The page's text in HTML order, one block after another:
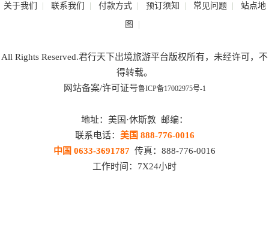
关于我们 | 联系我们 | 付款方式| 预订须知 | 常见问题| 站点地
图 |
All Rights Reserved.君行天下出境旅游平台版权所有，未经许可，不
得转载。
网站备案/许可证号鲁ICP备17002975号-1
地址：美国·休斯敦 邮编：
联系电话： 美国 888-776-0016
中国 0633-3691787 传真：888-776-0016
工作时间：7X24小时